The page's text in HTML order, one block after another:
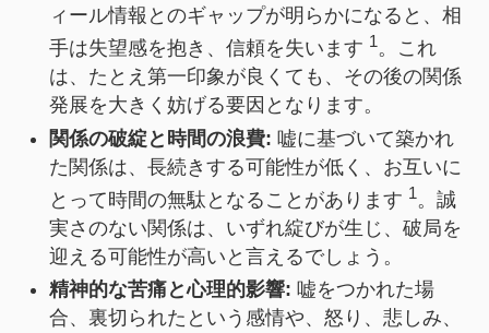
ィール情報とのギャップが明らかになると、相
手は失望感を抱き、信頼を失います 1。これ
は、たとえ第一印象が良くても、その後の関係
発展を大きく妨げる要因となります。
関係の破綻と時間の浪費: 嘘に基づいて築かれ
た関係は、長続きする可能性が低く、お互いに
とって時間の無駄となることがあります 1。誠
実さのない関係は、いずれ綻びが生じ、破局を
迎える可能性が高いと言えるでしょう。
精神的な苦痛と心理的影響: 嘘をつかれた場
合、裏切られたという感情や、怒り、悲しみ、